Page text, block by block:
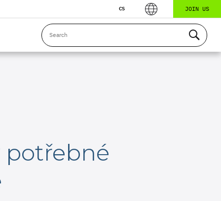
CS JOIN US
potřebné